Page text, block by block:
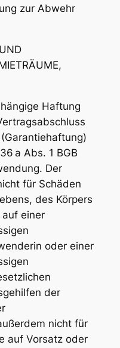
zur Abwehr
Haftung
a Abs. 1 BGB
Der
für Schäden
des Körpers
einer
oder einer
der
nicht für
auf Vorsatz oder